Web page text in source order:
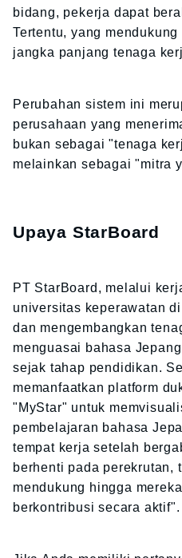
bidang, pekerja dapat
Tertentu, yang
jangka panjang tenaga
Perubahan sistem ini
perusahaan yang
bukan sebagai "tenaga
melainkan sebagai "mitra
Upaya StarBoard
PT StarBoard, melalui
universitas keperawatan
dan mengembangkan
menguasai bahasa
sejak tahap pendidikan.
memanfaatkan platform
"MyStar" untuk
pembelajaran bahasa
tempat kerja setelah
berhenti pada perekrutan,
mendukung hingga
berkontribusi secara aktif".